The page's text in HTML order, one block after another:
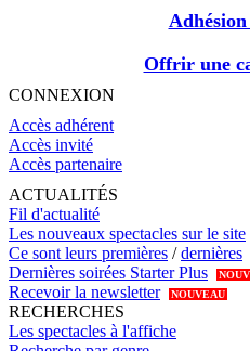
Offrir une
CONNEXION
Accès adhérent
Accès invité
Accès partenaire
ACTUALITÉS
Fil d'actualité
Les nouveaux spectacles sur le site
Ce sont leurs premières /dernières
Dernières soirées Starter Plus
Recevoir la newsletter NOUVEAU
RECHERCHES
Les spectacles à l'affiche